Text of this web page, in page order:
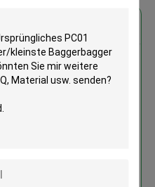
Preis für
PC01 benutzte
Bagger/kleinste